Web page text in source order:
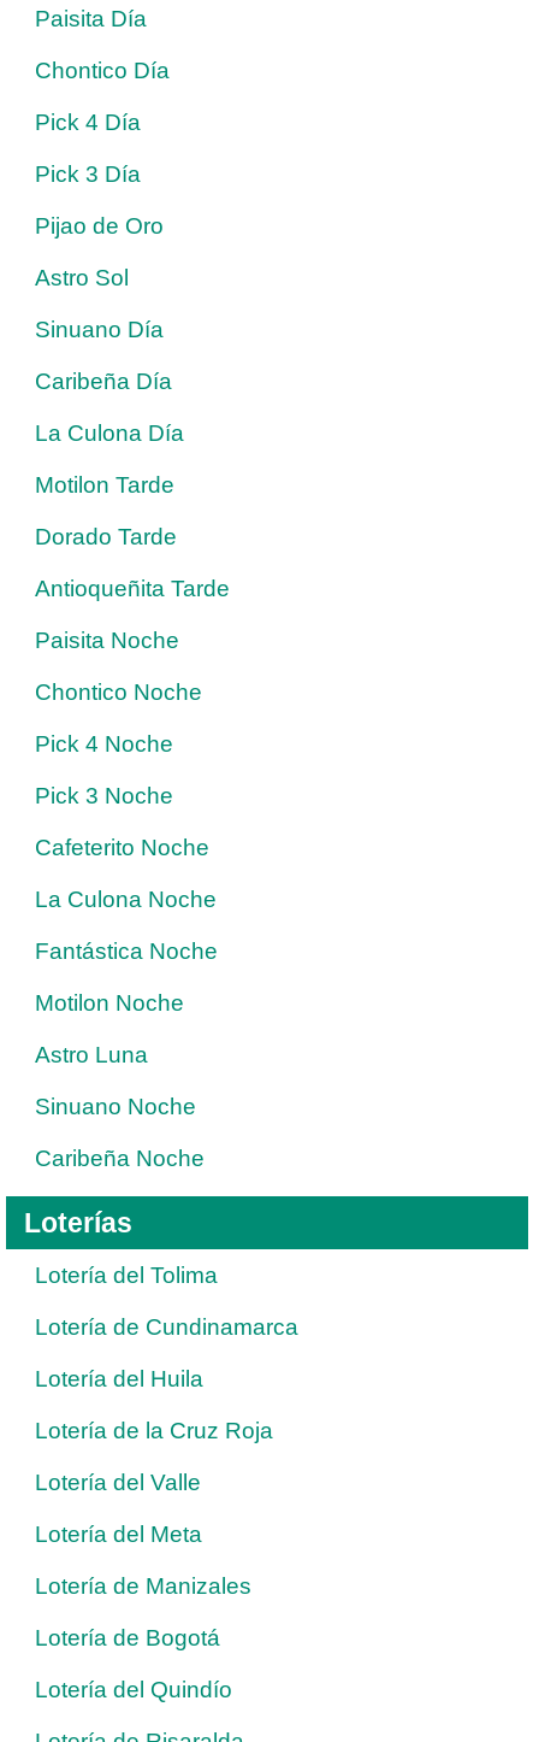
Paisita Día
Chontico Día
Pick 4 Día
Pick 3 Día
Pijao de Oro
Astro Sol
Sinuano Día
Caribeña Día
La Culona Día
Motilon Tarde
Dorado Tarde
Antioqueñita Tarde
Paisita Noche
Chontico Noche
Pick 4 Noche
Pick 3 Noche
Cafeterito Noche
La Culona Noche
Fantástica Noche
Motilon Noche
Astro Luna
Sinuano Noche
Caribeña Noche
Loterías
Lotería del Tolima
Lotería de Cundinamarca
Lotería del Huila
Lotería de la Cruz Roja
Lotería del Valle
Lotería del Meta
Lotería de Manizales
Lotería de Bogotá
Lotería del Quindío